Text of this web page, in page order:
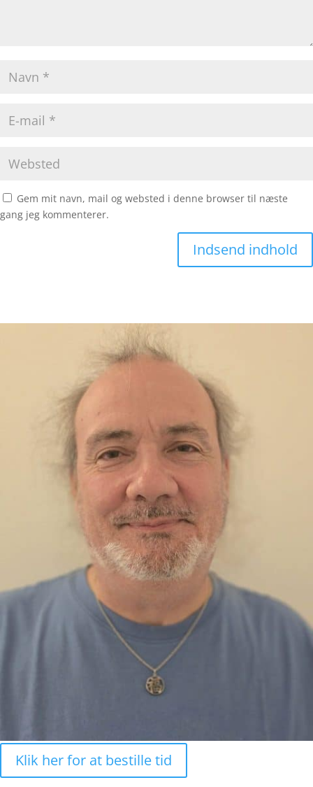
Gem mit navn, mail og websted i denne browser til næste
gang jeg kommenterer.
Indsend indhold
Klik her for at bestille tid